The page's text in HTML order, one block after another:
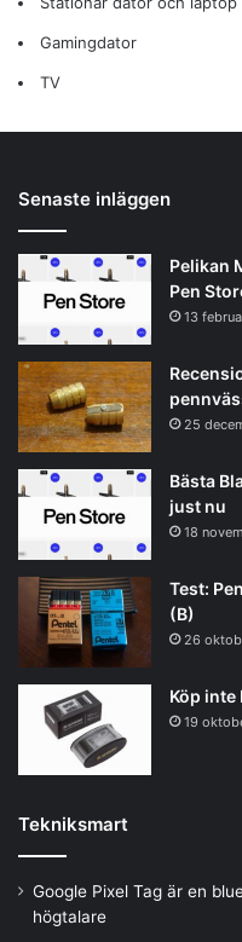
Gamingdator
TV
Senaste inläggen
Pelikan
Pen
13
25
Bästa
just nu
18
Test:
(B)
26
Köp
19
Tekniksmart
Google Pixel Tag är en
högtalare